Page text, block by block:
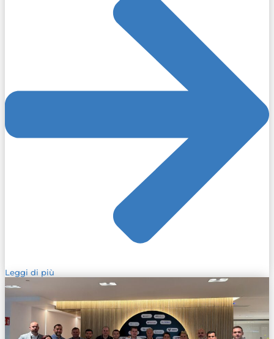
Leggi di più